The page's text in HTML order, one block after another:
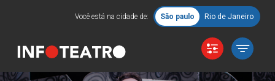
Você está na cidade de: São paulo Rio de Janeiro